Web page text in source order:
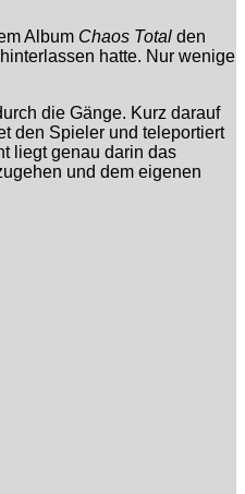
Album Chaos Total den
hatte. Nur wenige
die Gänge. Kurz darauf
den Spieler und teleportiert
liegt genau darin das
und dem eigenen